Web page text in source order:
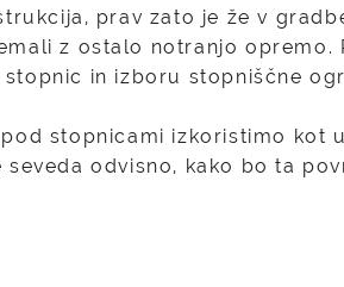
prav zato je že v
z ostalo notranjo opremo.
in izboru stopniščne
stopnicami izkoristimo kot
odvisno, kako bo ta